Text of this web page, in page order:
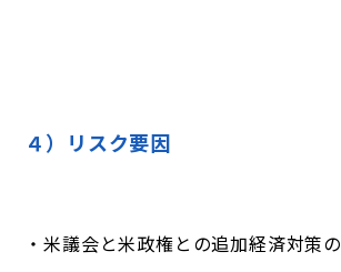
４）リスク要因
・米議会と米政権との追加経済対策